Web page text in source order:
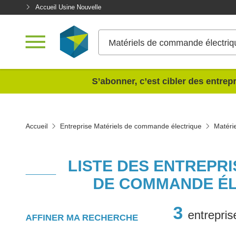
Accueil Usine Nouvelle
Matériels de commande
S’abonner, c’est cibler des
Accueil Entreprise Matériels de commande électrique
LISTE DES
DE COMMANDE
AFFINER MA RECHERCHE 3